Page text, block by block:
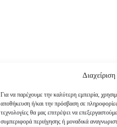
Για να παρέχουμε την καλύτερη εμπειρία,
αποθήκευση ή/και την πρόσβαση σε
τεχνολογίες θα μας επιτρέψει να
συμπεριφορά περιήγησης ή μοναδικά